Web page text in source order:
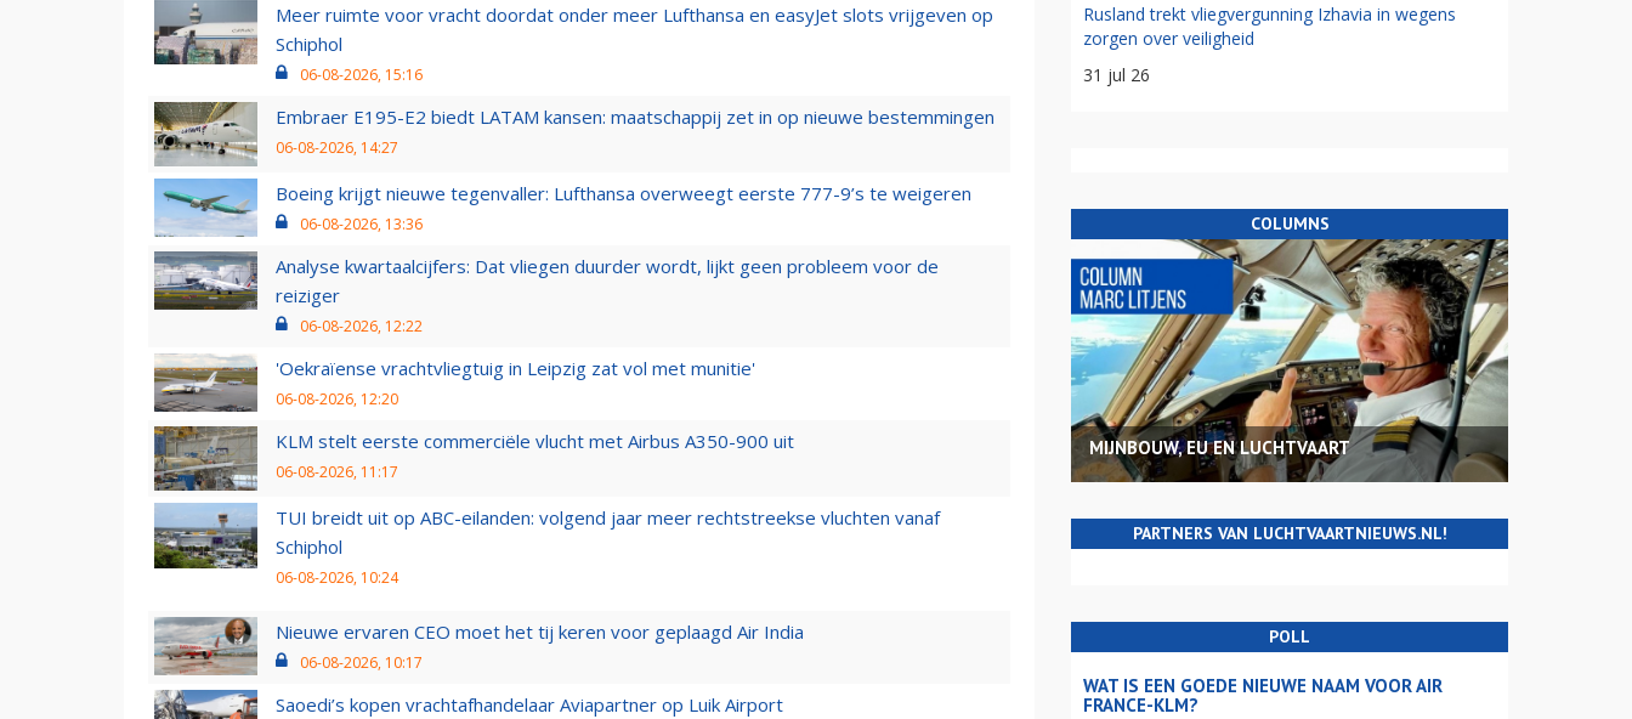
Meer ruimte voor vracht doordat onder meer Lufthansa en easyJet slots vrijgeven op
Schiphol
06-08-2026, 15:16
Embraer E195-E2 biedt LATAM kansen: maatschappij zet in op nieuwe bestemmingen
06-08-2026, 14:27
Boeing krijgt nieuwe tegenvaller: Lufthansa overweegt eerste 777-9’s te weigeren
06-08-2026, 13:36
Analyse kwartaalcijfers: Dat vliegen duurder wordt, lijkt geen probleem voor de
reiziger
06-08-2026, 12:22
'Oekraïense vrachtvliegtuig in Leipzig zat vol met munitie'
06-08-2026, 12:20
KLM stelt eerste commerciële vlucht met Airbus A350-900 uit
06-08-2026, 11:17
TUI breidt uit op ABC-eilanden: volgend jaar meer rechtstreekse vluchten vanaf
Schiphol
06-08-2026, 10:24
Nieuwe ervaren CEO moet het tij keren voor geplaagd Air India
06-08-2026, 10:17
Saoedi’s kopen vrachtafhandelaar Aviapartner op Luik Airport
Rusland trekt vliegvergunning Izhavia in wegens
zorgen over veiligheid
31 jul 26
COLUMNS
MIJNBOUW, EU EN LUCHTVAART
PARTNERS VAN LUCHTVAARTNIEUWS.NL!
POLL
WAT IS EEN GOEDE NIEUWE NAAM VOOR AIR
FRANCE-KLM?